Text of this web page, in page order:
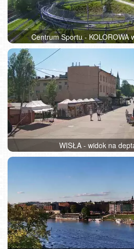
Centrum Sportu - KOLOROWA
WISŁA - widok na